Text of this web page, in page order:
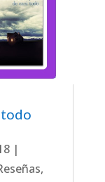
todo
|
,